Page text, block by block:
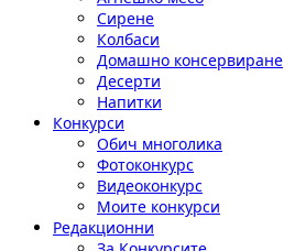
Сирене
Колбаси
Домашно консервиране
Десерти
Напитки
Конкурси
Обич многолика
Фотоконкурс
Видеоконкурс
Моите конкурси
Редакционни